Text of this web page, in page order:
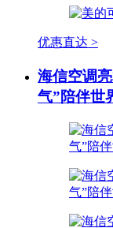
优惠直达 >
海信空调
气”陪伴世